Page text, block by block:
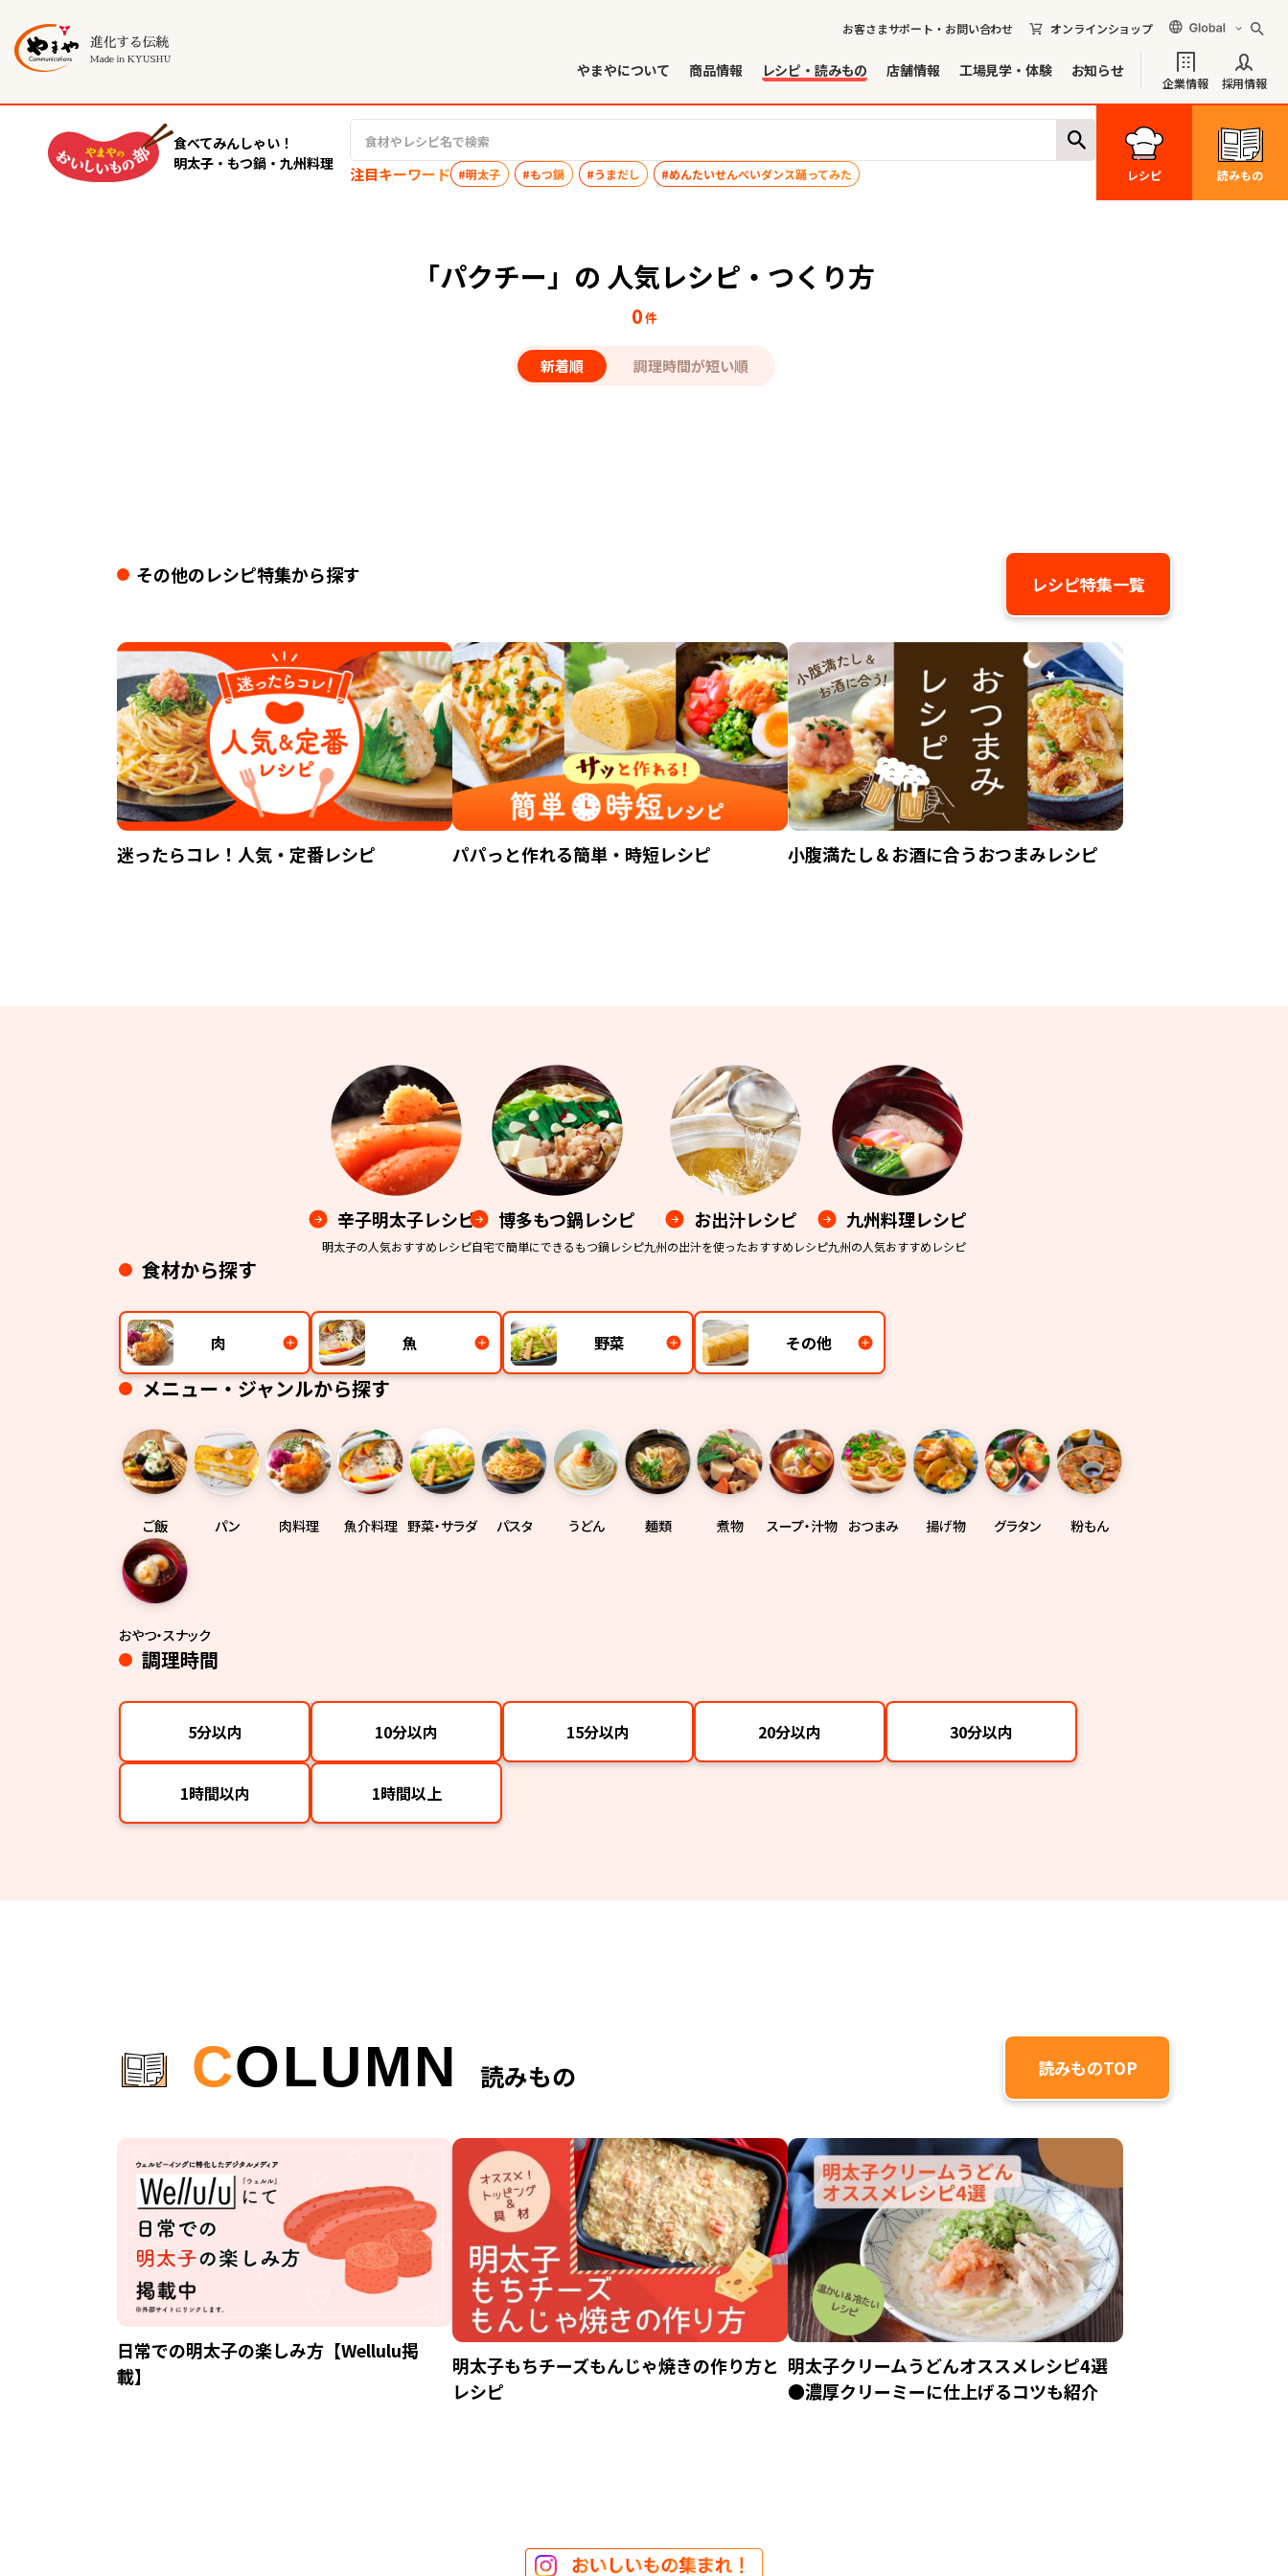
お客さまサポート・お問い合わせ オンラインショップ
やまやについて 商品情報 レシピ・読みもの 店舗情報 工場見学・体験 お知らせ
企業情報 採用情報
食べてみんしゃい！
明太子・もつ鍋・九州料理
注目キーワード #明太子 #もつ鍋 #うまだし #めんたいせんべいダンス踊ってみた レシピ 読みもの
「パクチー」の 人気レシピ・つくり方
0件
新着順 調理時間が短い順
その他のレシピ特集から探す レシピ特集一覧
迷ったらコレ！人気・定番レシピ パパっと作れる簡単・時短レシピ 小腹満たし＆お酒に合うおつまみレシピ
辛子明太子レシピ
明太子の人気おすすめレシピ
博多もつ鍋レシピ
自宅で簡単にできるもつ鍋レシピ
お出汁レシピ
九州の出汁を使ったおすすめレシピ
九州料理レシピ
九州の人気おすすめレシピ
食材から探す
肉 魚 野菜 その他
メニュー・ジャンルから探す
ご飯 パン 肉料理 魚介料理 野菜・サラダ パスタ うどん 麺類 煮物 スープ・汁物 おつまみ 揚げ物 グラタン 粉もん
おやつ・スナック
調理時間
5分以内 10分以内 15分以内 20分以内 30分以内
1時間以内 1時間以上
COLUMN 読みもの 読みものTOP
日常での明太子の楽しみ方【Wellulu掲
載】
明太子もちチーズもんじゃ焼きの作り方と
レシピ
明太子クリームうどんオススメレシピ4選
●濃厚クリーミーに仕上げるコツも紹介